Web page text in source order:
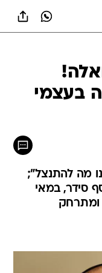
בעצמי
מה להתנצל";
סידר, במאי
ומתרחק